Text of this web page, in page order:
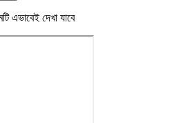
এভাবেই দেখা যাবে